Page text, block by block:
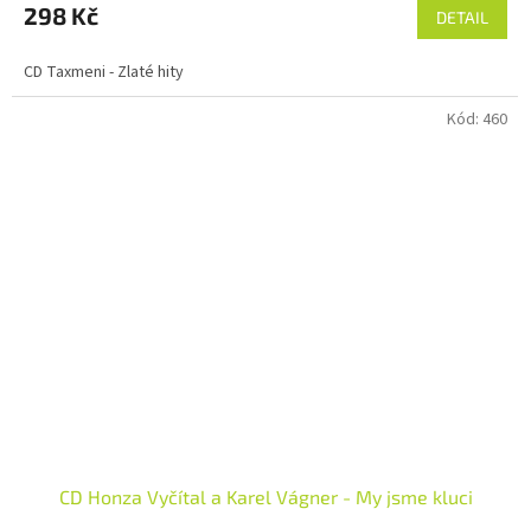
298 Kč DETAIL
CD Taxmeni - Zlaté hity
CD Honza Vyčítal a Karel Vágner - My jsme kluci
Kód: 460